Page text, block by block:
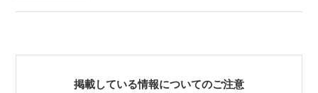
掲載している情報についてのご注意